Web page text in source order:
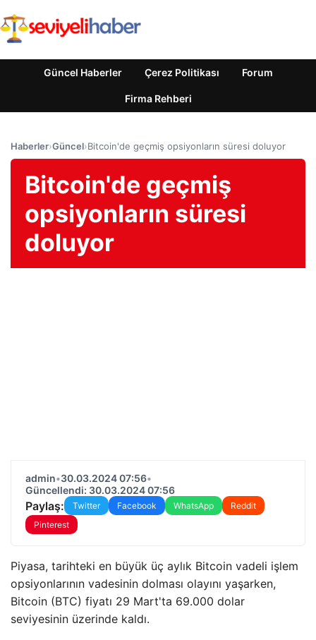
Güncel Haberler Çerez Politikası Forum
Firma Rehberi
Haberler›Güncel›Bitcoin'de geçmiş opsiyonların süresi doluyor
Bitcoin'de geçmiş
opsiyonların süresi
doluyor
admin•30.03.2024 07:56•
Güncellendi: 30.03.2024 07:56
Paylaş: Twitter Facebook WhatsApp
Reddit
Pinterest
Piyasa, tarihteki en büyük üç aylık Bitcoin vadeli işlem
opsiyonlarının vadesinin dolması olayını yaşarken,
Bitcoin (BTC) fiyatı 29 Mart'ta 69.000 dolar
seviyesinin üzerinde kaldı.